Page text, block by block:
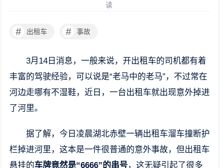
读
# 出租车 # 事故
3月14日消息，一般来说，开出租车的司机都有着
丰富的驾驶经验，可以说是“老马中的老马”，不过常在
河边走哪有不湿鞋，近日，一台出租车就出现意外掉进
了河里。
据了解，今日凌晨湖北赤壁一辆出租车溜车撞断护
栏掉进河里，这本是一件很普通的意外事故，但出租车
悬挂的车牌竟然是“6666”的串号，这无疑引起了很多